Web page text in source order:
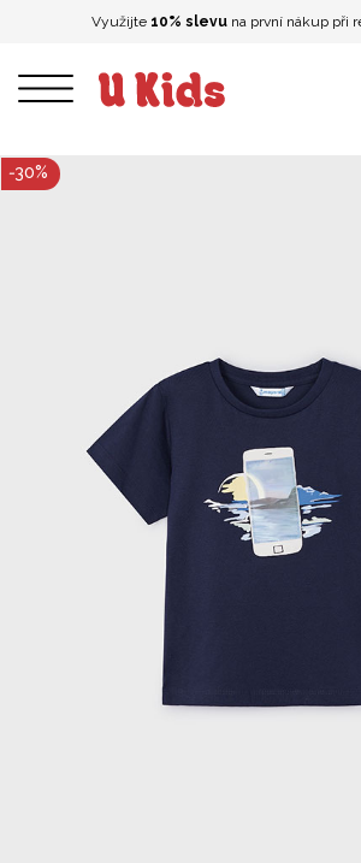
-30%
Využijte 10% slevu na první nákup při